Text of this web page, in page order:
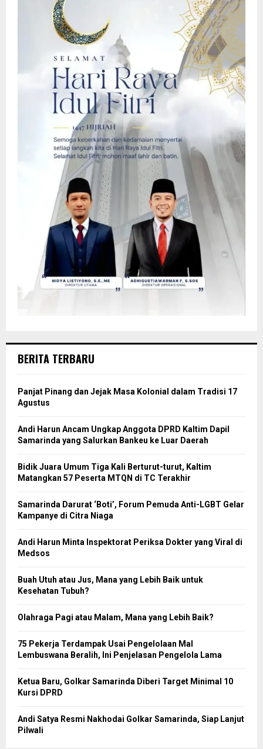
BERITA TERBARU
Panjat Pinang dan Jejak Masa Kolonial dalam Tradisi 17
Agustus
Andi Harun Ancam Ungkap Anggota DPRD Kaltim Dapil
Samarinda yang Salurkan Bankeu ke Luar Daerah
Bidik Juara Umum Tiga Kali Berturut-turut, Kaltim
Matangkan 57 Peserta MTQN di TC Terakhir
Samarinda Darurat ‘Boti’, Forum Pemuda Anti-LGBT Gelar
Kampanye di Citra Niaga
Andi Harun Minta Inspektorat Periksa Dokter yang Viral di
Medsos
Buah Utuh atau Jus, Mana yang Lebih Baik untuk
Kesehatan Tubuh?
Olahraga Pagi atau Malam, Mana yang Lebih Baik?
75 Pekerja Terdampak Usai Pengelolaan Mal
Lembuswana Beralih, Ini Penjelasan Pengelola Lama
Ketua Baru, Golkar Samarinda Diberi Target Minimal 10
Kursi DPRD
Andi Satya Resmi Nakhodai Golkar Samarinda, Siap Lanjut
Pilwali